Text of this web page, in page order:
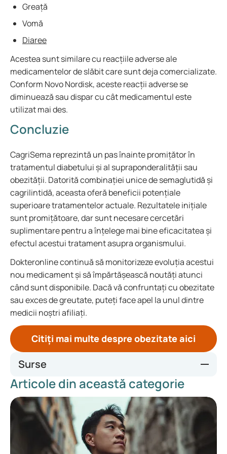
Greață
Vomă
Diaree
Acestea sunt similare cu reacțiile adverse ale
medicamentelor de slăbit care sunt deja comercializate.
Conform Novo Nordisk, aceste reacții adverse se
diminuează sau dispar cu cât medicamentul este
utilizat mai des.
Concluzie
CagriSema reprezintă un pas înainte promițător în
tratamentul diabetului și al supraponderalității sau
obezității. Datorită combinației unice de semaglutidă și
cagrilintidă, aceasta oferă beneficii potențiale
superioare tratamentelor actuale. Rezultatele inițiale
sunt promițătoare, dar sunt necesare cercetări
suplimentare pentru a înțelege mai bine eficacitatea și
efectul acestui tratament asupra organismului.
Dokteronline continuă să monitorizeze evoluția acestui
nou medicament și să împărtășească noutăți atunci
când sunt disponibile. Dacă vă confruntați cu obezitate
sau exces de greutate, puteți face apel la unul dintre
medicii noștri afiliați.
Citiți mai multe despre obezitate aici
Surse
https://www.thelancet.com/journals/lancet/article/PIIS014
0-6736(23)01163-7/abstract
https://www.novonordisk.com/news-and-media/news-
and-ir-materials/news-details.html?id=915082
https://www.reuters.com/business/healthcare-
pharmaceuticals/novo-nordisks-next-gen-obesity-drug-
Articole din această categorie